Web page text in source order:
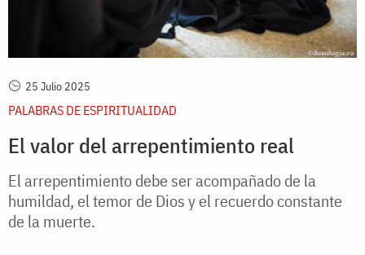
25 Julio 2025
PALABRAS DE ESPIRITUALIDAD
El valor del arrepentimiento real
El arrepentimiento debe ser acompañado de la
humildad, el temor de Dios y el recuerdo constante
de la muerte.